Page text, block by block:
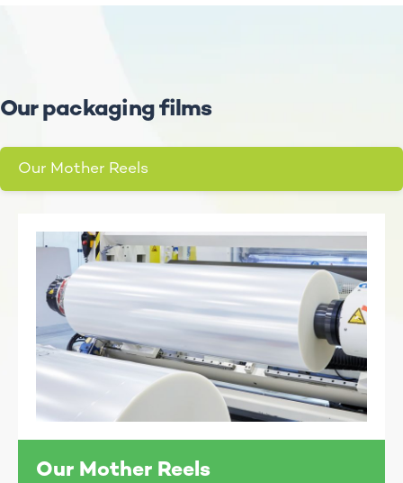
Our packaging films
Our Mother Reels
Our Mother Reels